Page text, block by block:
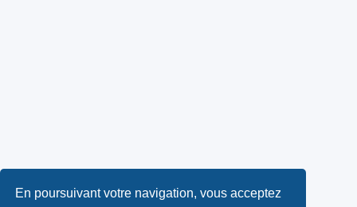
En poursuivant votre navigation, vous acceptez